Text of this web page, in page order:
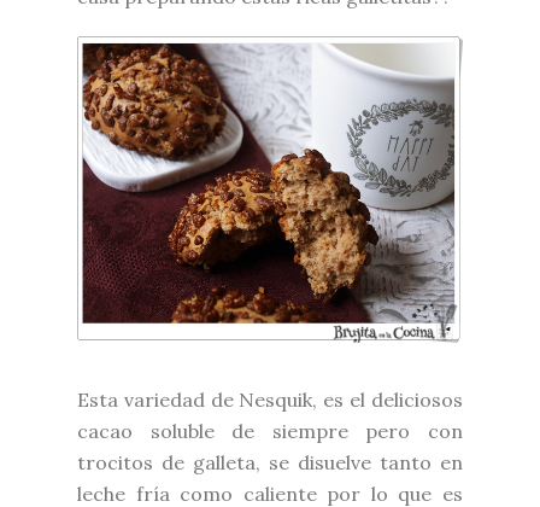
Esta variedad de Nesquik, es el deliciosos
cacao soluble de siempre pero con
trocitos de galleta, se disuelve tanto en
leche fría como caliente por lo que es